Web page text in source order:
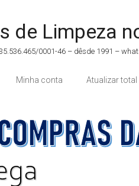
de Limpeza
0001-46 – dêsde 1991 –
Minha conta Atualizar